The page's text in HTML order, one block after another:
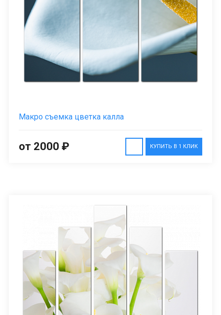
Макро съемка цветка калла
КУПИТЬ В 1 КЛИК
от 2000 ₽